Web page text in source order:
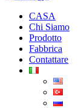
CASA
Chi Siamo
Prodotto
Fabbrica
Contattare